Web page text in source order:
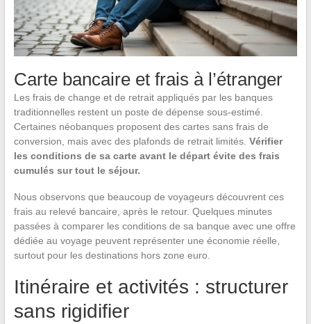
Carte bancaire et frais à l’étranger
Les frais de change et de retrait appliqués par les banques
traditionnelles restent un poste de dépense sous-estimé.
Certaines néobanques proposent des cartes sans frais de
conversion, mais avec des plafonds de retrait limités. Vérifier
les conditions de sa carte avant le départ évite des frais
cumulés sur tout le séjour.
Nous observons que beaucoup de voyageurs découvrent ces
frais au relevé bancaire, après le retour. Quelques minutes
passées à comparer les conditions de sa banque avec une offre
dédiée au voyage peuvent représenter une économie réelle,
surtout pour les destinations hors zone euro.
Itinéraire et activités : structurer
sans rigidifier